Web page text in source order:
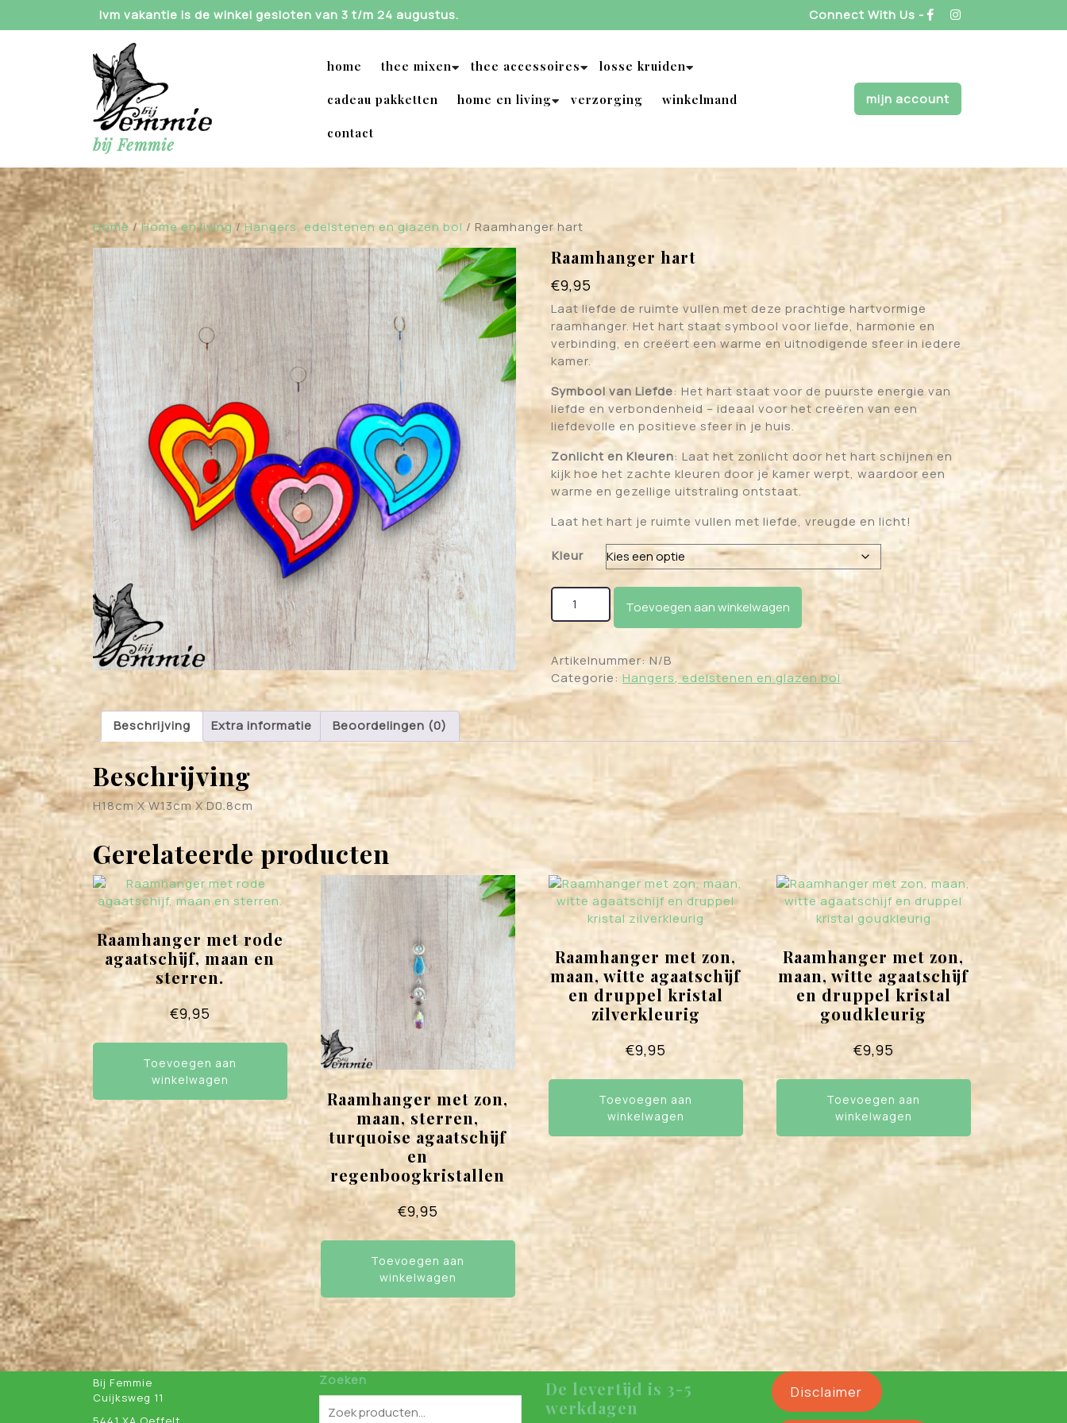
Ivm vakantie is de winkel gesloten van 3 t/m 24 augustus. Connect With Us -
bij Femmie
home thee mixen thee accessoires losse kruiden
cadeau pakketten home en living verzorging winkelmand
contact
mijn account
Home/Home en living /Hangers, edelstenen en glazen bol / Raamhanger hart
Raamhanger hart
€9,95
Laat liefde de ruimte vullen met deze prachtige hartvormige
raamhanger. Het hart staat symbool voor liefde, harmonie en
verbinding, en creëert een warme en uitnodigende sfeer in iedere
kamer.
Symbool van Liefde: Het hart staat voor de puurste energie van
liefde en verbondenheid – ideaal voor het creëren van een
liefdevolle en positieve sfeer in je huis.
Zonlicht en Kleuren: Laat het zonlicht door het hart schijnen en
kijk hoe het zachte kleuren door je kamer werpt, waardoor een
warme en gezellige uitstraling ontstaat.
Laat het hart je ruimte vullen met liefde, vreugde en licht!
Kleur
Raamhanger hart aantal
Toevoegen aan winkelwagen
Artikelnummer:N/B
Categorie:Hangers, edelstenen en glazen bol
Beschrijving Extra informatie Beoordelingen (0)
Beschrijving
H18cm X W13cm X D0.8cm
Gerelateerde producten
Raamhanger met rode
agaatschijf, maan en
sterren.
€9,95
Toevoegen aan
winkelwagen
Raamhanger met zon,
maan, sterren,
turquoise agaatschijf
en
regenboogkristallen
€9,95
Toevoegen aan
winkelwagen
Raamhanger met zon,
maan, witte agaatschijf
en druppel kristal
zilverkleurig
€9,95
Toevoegen aan
winkelwagen
Raamhanger met zon,
maan, witte agaatschijf
en druppel kristal
goudkleurig
€9,95
Toevoegen aan
winkelwagen
Bij Femmie
Cuijksweg 11
Zoeken
De levertijd is 3-5
werkdagen
Disclaimer